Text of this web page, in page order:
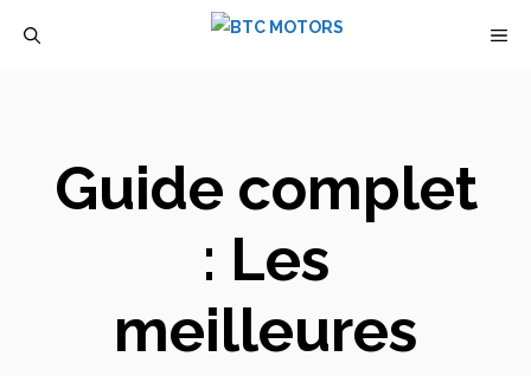
Guide complet
: Les
meilleures